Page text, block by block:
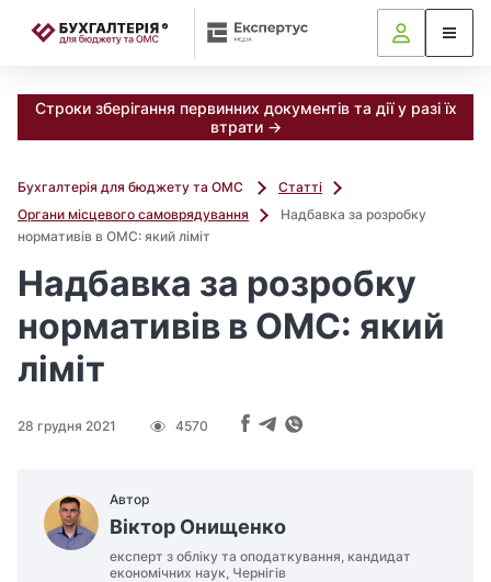
Строки зберігання первинних документів та дії у разі їх
втрати →
Бухгалтерія для бюджету та ОМС
Статті
Органи місцевого самоврядування
Надбавка за розробку
нормативів в ОМС: який ліміт
Надбавка за розробку
нормативів в ОМС: який
ліміт
28 грудня 2021 4570
Автор
Віктор Онищенко
експерт з обліку та оподаткування, кандидат
економічних наук, Чернігів